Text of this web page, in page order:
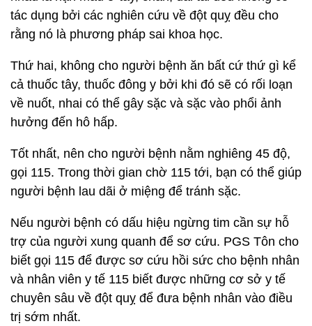
tác dụng bởi các nghiên cứu về đột quỵ đều cho
rằng nó là phương pháp sai khoa học.
Thứ hai, không cho người bệnh ăn bất cứ thứ gì kể
cả thuốc tây, thuốc đông y bởi khi đó sẽ có rối loạn
về nuốt, nhai có thể gây sặc và sặc vào phổi ảnh
hưởng đến hô hấp.
Tốt nhất, nên cho người bệnh nằm nghiêng 45 độ,
gọi 115. Trong thời gian chờ 115 tới, bạn có thể giúp
người bệnh lau dãi ở miệng để tránh sặc.
Nếu người bệnh có dấu hiệu ngừng tim cần sự hỗ
trợ của người xung quanh để sơ cứu. PGS Tôn cho
biết gọi 115 để được sơ cứu hồi sức cho bệnh nhân
và nhân viên y tế 115 biết được những cơ sở y tế
chuyên sâu về đột quỵ để đưa bệnh nhân vào điều
trị sớm nhất.